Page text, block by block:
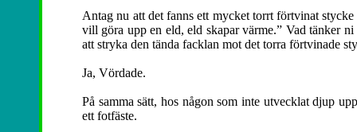
Antag nu att det fanns ett mycket torrt förtvinat
vill göra upp en eld, eld skapar värme.” Vad tänker
att stryka den tända facklan mot det torra förtvinade
Ja, Vördade.
På samma sätt, hos någon som inte utvecklat djup
ett fotfäste.